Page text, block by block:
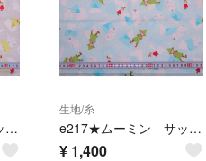
e218★ムーミン オックス生地★
生地/糸
e217★ムーミン サックス オックス生地★
¥ 1,400